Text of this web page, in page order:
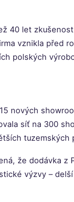
40 let
vznikla před
polských
nových
síť na 300
tuzemských
že dodávka z
výzvy –